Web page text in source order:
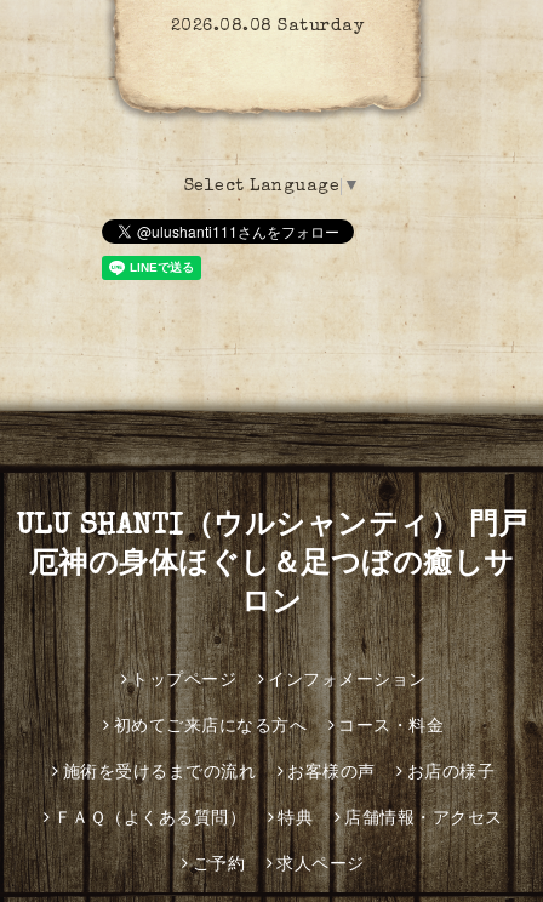
2026.08.08 Saturday
Select Language ▼
ULU SHANTI（ウルシャンティ） 門戸
厄神の身体ほぐし＆足つぼの癒しサ
ロン
トップページ インフォメーション
初めてご来店になる方へ コース・料金
施術を受けるまでの流れ お客様の声 お店の様子
ＦＡＱ（よくある質問） 特典 店舗情報・アクセス
ご予約 求人ページ